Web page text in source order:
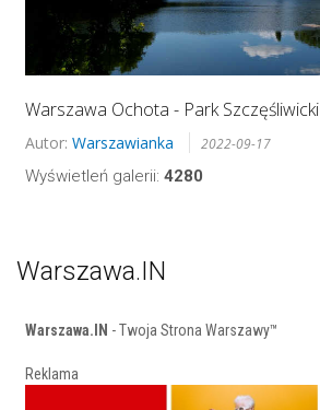
Warszawa Ochota - Park Szczęśliwicki
Autor: Warszawianka 2022-09-17
Wyświetleń galerii: 4280
Warszawa.IN
Warszawa.IN - Twoja Strona Warszawy™
Reklama